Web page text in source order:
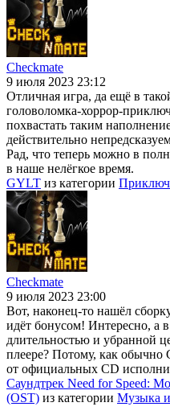
Checkmate
9 июля 2023 23:12
Отличная игра, да ещё в
головоломка-хоррор-
похвастать таким
действительно
Рад, что теперь можно в
в наше нелёгкое время.
GYLT из категории
Checkmate
9 июля 2023 23:00
Вот, наконец-то нашёл
идёт бонусом! Интересно, а
длительностью и убранной
плеере? Потому, как обычно
от официальных CD
Саундтрек Need for Speed:
(OST) из категории Музыка